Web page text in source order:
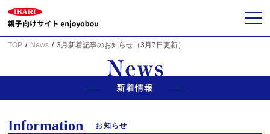
TOP News 3月新着記事のお知らせ（3月7日更新）
新着情報
Information お知らせ